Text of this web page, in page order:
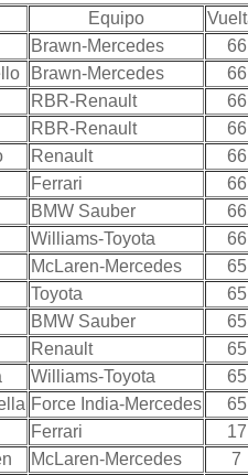
Equipo
Brawn-Mercedes
66
Brawn-Mercedes
66
RBR-Renault
66
RBR-Renault
66
Renault
66
Ferrari
66
BMW Sauber
66
Williams-Toyota
66
McLaren-Mercedes
65
Toyota
65
BMW Sauber
65
Renault
65
Williams-Toyota
65
Force India-Mercedes
65
Ferrari
17
McLaren-Mercedes
7